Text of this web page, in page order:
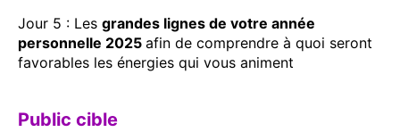
Jour 5 : Les grandes lignes de votre année
personnelle 2025 afin de comprendre à quoi seront
favorables les énergies qui vous animent
Public cible